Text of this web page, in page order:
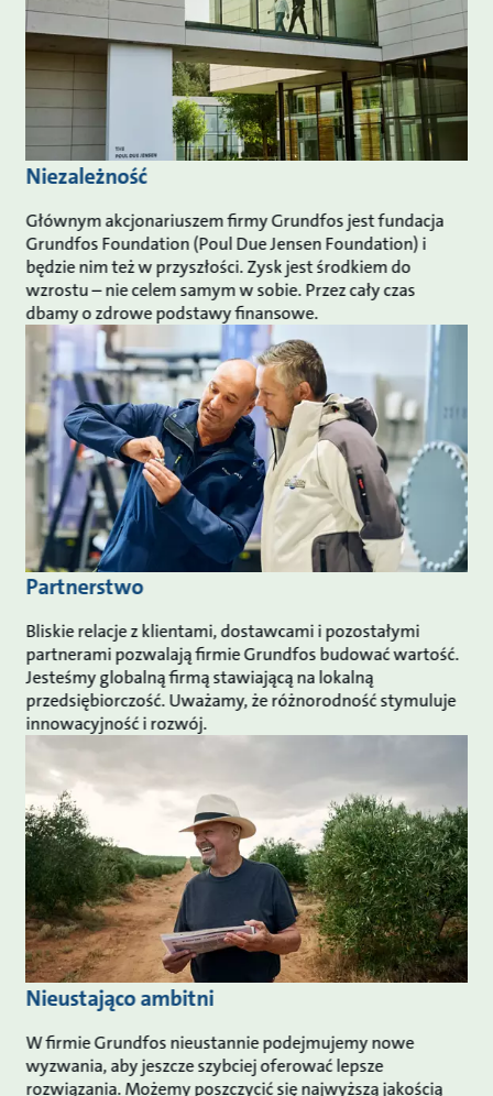
Niezależność
Głównym akcjonariuszem firmy Grundfos jest fundacja
Grundfos Foundation (Poul Due Jensen Foundation) i
będzie nim też w przyszłości. Zysk jest środkiem do
wzrostu – nie celem samym w sobie. Przez cały czas
dbamy o zdrowe podstawy finansowe.
Partnerstwo
Bliskie relacje z klientami, dostawcami i pozostałymi
partnerami pozwalają firmie Grundfos budować wartość.
Jesteśmy globalną firmą stawiającą na lokalną
przedsiębiorczość. Uważamy, że różnorodność stymuluje
innowacyjność i rozwój.
Nieustająco ambitni
W firmie Grundfos nieustannie podejmujemy nowe
wyzwania, aby jeszcze szybciej oferować lepsze
rozwiązania. Możemy poszczycić się najwyższą jakością